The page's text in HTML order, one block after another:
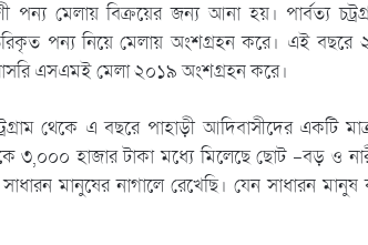
পন্য মেলায় বিক্রয়ের জন্য আনা হয়। পার্বত্য
পন্য নিয়ে মেলায় অংশগ্রহন করে। এই বছরে
এসএমই মেলা ২০১৯ অংশগ্রহন করে।
থেকে এ বছরে পাহাড়ী আদিবাসীদের একটি
৩,০০০ হাজার টাকা মধ্যে মিলেছে ছোট -বড় ও
মানুষের নাগালে রেখেছি। যেন সাধারন